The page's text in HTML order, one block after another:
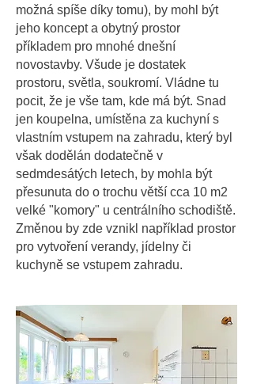
možná spíše díky tomu), by mohl být
jeho koncept a obytný prostor
příkladem pro mnohé dnešní
novostavby. Všude je dostatek
prostoru, světla, soukromí. Vládne tu
pocit, že je vše tam, kde má být. Snad
jen koupelna, umístěna za kuchyní s
vlastním vstupem na zahradu, který byl
však dodělán dodatečně v
sedmdesátých letech, by mohla být
přesunuta do o trochu větší cca 10 m2
velké "komory" u centrálního schodiště.
Změnou by zde vznikl například prostor
pro vytvoření verandy, jídelny či
kuchyně se vstupem zahradu.